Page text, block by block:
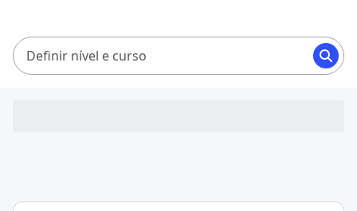
Definir nível e curso